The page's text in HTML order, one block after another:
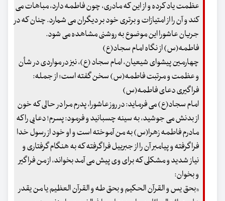
عظمت یاد کرده و از این که مادری، چون فاطمه دارد، مباهات می
کند و آن را از امتیازات و برتری خود بر دیگران می شمارد. چنان که در
جریان عاشورا این موضوع به روشنی مشاهده می شود.
فاطمه(س) از نگاه امام سجاد(ع)
چهارمین پیشوای شیعیان، امام سجاد (ع)، نیز در مواردی در شأن
و عظمت و مرتبت فاطمه(س) سخن گفته است؛ از جمله:
فراگیری دعای فاطمه(س)
امام سجاد(ع) می فرماید: در روز عاشورا، پدرم مرا در حالی که خون
از بدنش می جوشید، به سینه چسبانید و فرمود: پسرم! دعایی را که
مادرم فاطمه زهرا(س) به من آموخته است و او خود از رسول خدا
فرا گرفته و پیامبر آن را از جبرییل فرا گرفته که به هنگام گرفتاری و
نیاز شدید و مشکلی که برای وی پیش می آمد بخواند، از من فرا گیر
و بخوان:
«بحق یس و القرآن الحکیم و بحق طه و القرآن العظیم یا من یقدر